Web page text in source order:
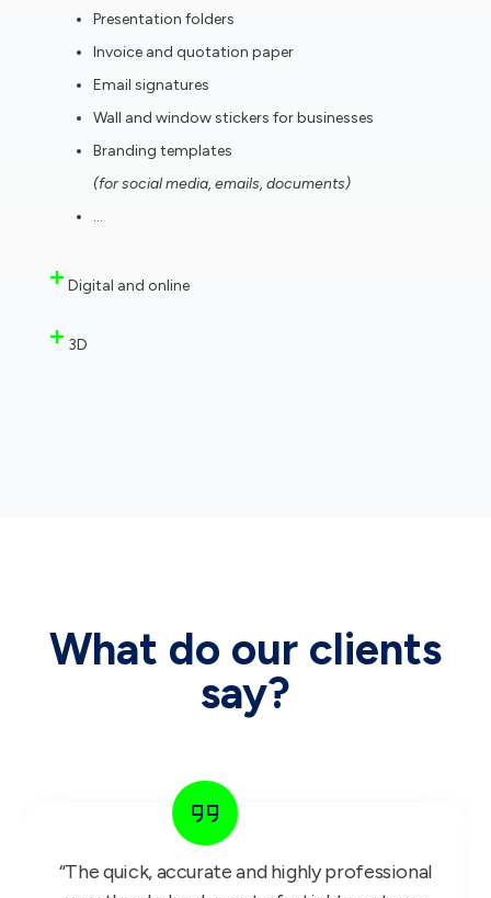
Presentation folders
Invoice and quotation paper
Email signatures
Wall and window stickers for businesses
Branding templates
(for social media, emails, documents)
…
Digital and online
3D
What do our clients
say?
“The GIFT FOR KIDS project is a bullseye